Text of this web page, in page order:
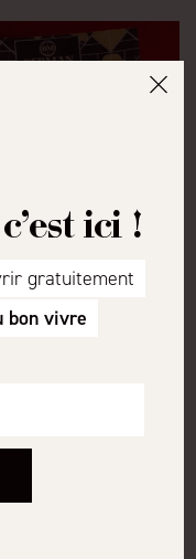
Abel, Berman, Château
(photo non contractuelle)
ici !
gratuitement
bon vivre